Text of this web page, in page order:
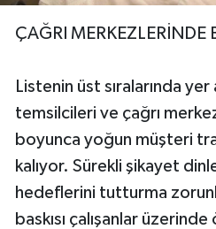
ÇAĞRI MERKEZLERİNDE
Listenin üst sıralarında
temsilcileri ve çağrı
boyunca yoğun müşteri
kalıyor. Sürekli şikayet
hedeflerini tutturma
baskısı çalışanlar